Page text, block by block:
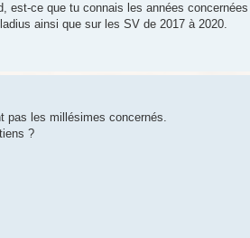
est-ce que tu connais les années
ainsi que sur les SV de 2017 à 2020.
pas les millésimes concernés.
?